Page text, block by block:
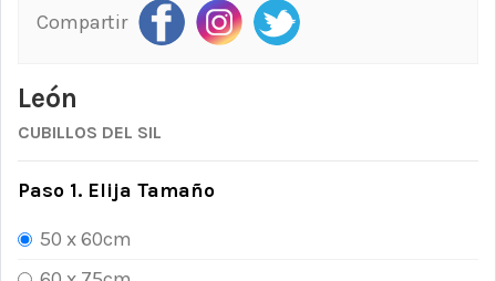
Compartir
León
CUBILLOS DEL SIL
Paso 1. Elija Tamaño
50 x 60cm